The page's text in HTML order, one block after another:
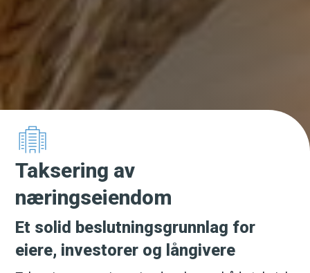
Taksering av
næringseiendom
Et solid beslutningsgrunnlag for
eiere, investorer og långivere